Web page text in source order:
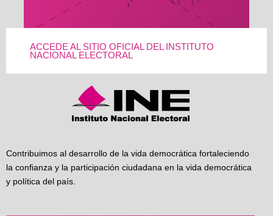
ACCEDE AL SITIO OFICIAL DEL INSTITUTO
NACIONAL ELECTORAL
Contribuimos al desarrollo de la vida democrática fortaleciendo
la confianza y la participación ciudadana en la vida democrática
y política del país.